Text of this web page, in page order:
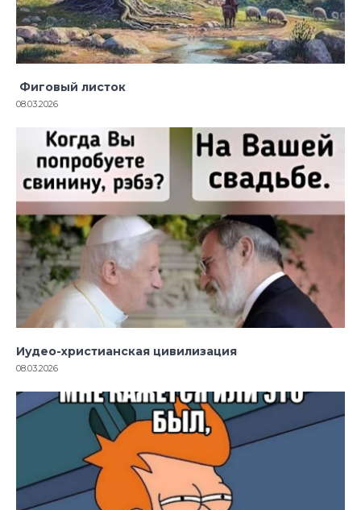
Фиговый листок
08.03.2026
Иудео-христианская цивилизация
08.03.2026